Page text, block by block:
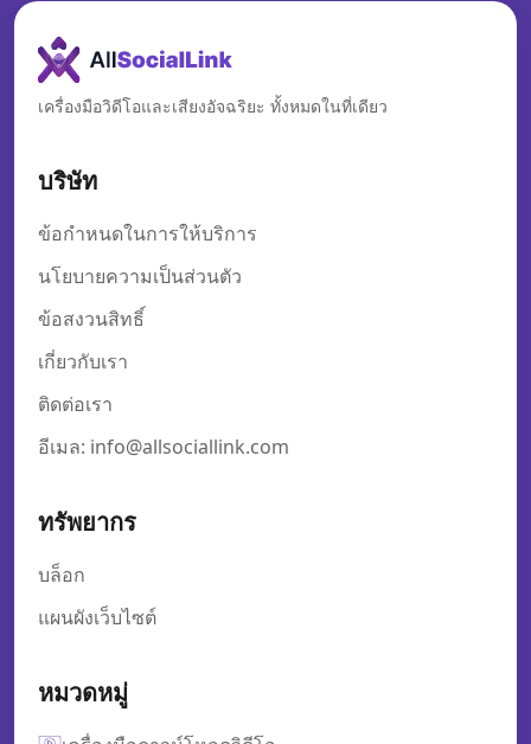
เครื่องมือวิดีโอและเสียงอัจฉริยะ ทั้งหมดในที่เดียว
บริษัท
ข้อกำหนดในการให้บริการ
นโยบายความเป็นส่วนตัว
ข้อสงวนสิทธิ์
เกี่ยวกับเรา
ติดต่อเรา
อีเมล: info@allsociallink.com
ทรัพยากร
บล็อก
แผนผังเว็บไซต์
หมวดหมู่